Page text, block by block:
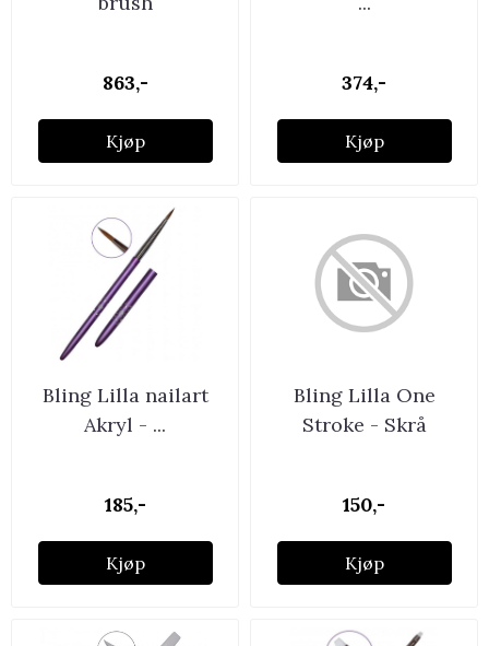
863,-
Kjøp
374,-
Kjøp
Bling Lilla nailart
Akryl - ...
185,-
Kjøp
Bling Lilla One
Stroke - Skrå
150,-
Kjøp